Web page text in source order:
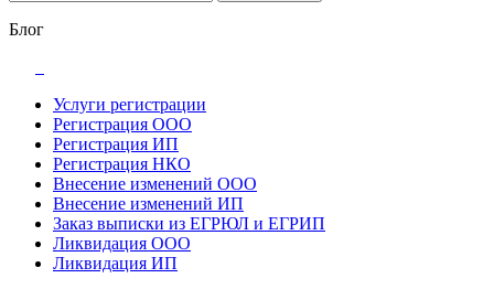
Блог
Услуги регистрации
Регистрация ООО
Регистрация ИП
Регистрация НКО
Внесение изменений ООО
Внесение изменений ИП
Заказ выписки из ЕГРЮЛ и ЕГРИП
Ликвидация ООО
Ликвидация ИП